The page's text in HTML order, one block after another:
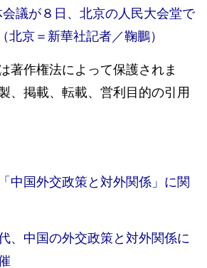
議が８日、北京の人民大会堂で
北京＝新華社記者／鞠鵬）
著作権法によって保護されま
、掲載、転載、営利目的の引用
中国外交政策と対外関係」に関
、中国の外交政策と対外関係に